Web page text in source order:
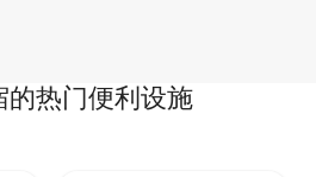
的热门便利设施